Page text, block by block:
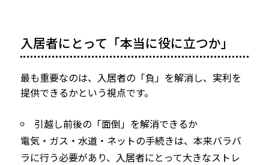
入居者にとって「本当に役に立つか」
最も重要なのは、入居者の「負」を解消し、実利を
提供できるかという視点です。
引越し前後の「面倒」を解消できるか
電気・ガス・水道・ネットの手続きは、本来バラバ
ラに行う必要があり、入居者にとって大きなストレ